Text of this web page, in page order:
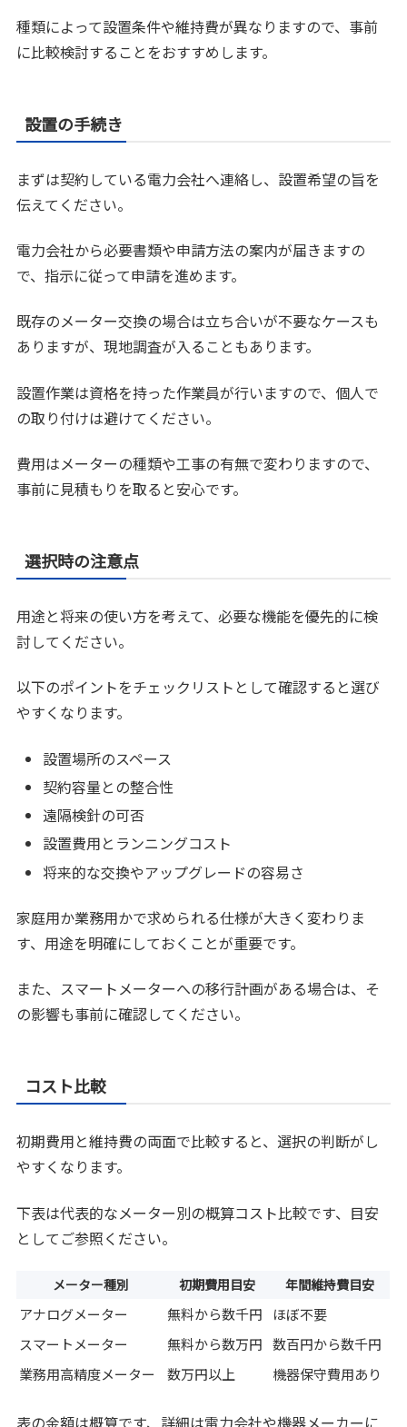
種類によって設置条件や維持費が異なりますので、事前
に比較検討することをおすすめします。
設置の手続き
まずは契約している電力会社へ連絡し、設置希望の旨を
伝えてください。
電力会社から必要書類や申請方法の案内が届きますの
で、指示に従って申請を進めます。
既存のメーター交換の場合は立ち合いが不要なケースも
ありますが、現地調査が入ることもあります。
設置作業は資格を持った作業員が行いますので、個人で
の取り付けは避けてください。
費用はメーターの種類や工事の有無で変わりますので、
事前に見積もりを取ると安心です。
選択時の注意点
用途と将来の使い方を考えて、必要な機能を優先的に検
討してください。
以下のポイントをチェックリストとして確認すると選び
やすくなります。
設置場所のスペース
契約容量との整合性
遠隔検針の可否
設置費用とランニングコスト
将来的な交換やアップグレードの容易さ
家庭用か業務用かで求められる仕様が大きく変わりま
す、用途を明確にしておくことが重要です。
また、スマートメーターへの移行計画がある場合は、そ
の影響も事前に確認してください。
コスト比較
初期費用と維持費の両面で比較すると、選択の判断がし
やすくなります。
下表は代表的なメーター別の概算コスト比較です、目安
としてご参照ください。
メーター種別 初期費用目安 年間維持費目安
アナログメーター 無料から数千円
ほぼ不要
スマートメーター
無料から数万円 数百円から数千円
業務用高精度メーター
数万円以上 機器保守費用あり
表の金額は概算です、詳細は電力会社や機器メーカーに